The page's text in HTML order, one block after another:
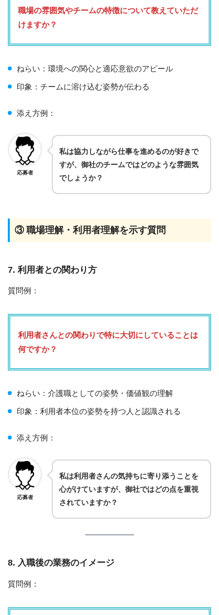
職場の雰囲気やチームの特徴について教えていただ
けますか？
ねらい：環境への関心と適応意欲のアピール
印象：チームに溶け込む姿勢が伝わる
添え方例：
応募者
私は協力しながら仕事を進めるのが好きで
すが、御社のチームではどのような雰囲気
でしょうか？
③ 職場理解・利用者理解を示す質問
7. 利用者との関わり方
質問例：
利用者さんとの関わりで特に大切にしていることは
何ですか？
ねらい：介護職としての姿勢・価値観の理解
印象：利用者本位の姿勢を持つ人と認識される
添え方例：
応募者
私は利用者さんの気持ちに寄り添うことを
心がけていますが、御社ではどの点を重視
されていますか？
8. 入職後の業務のイメージ
質問例：